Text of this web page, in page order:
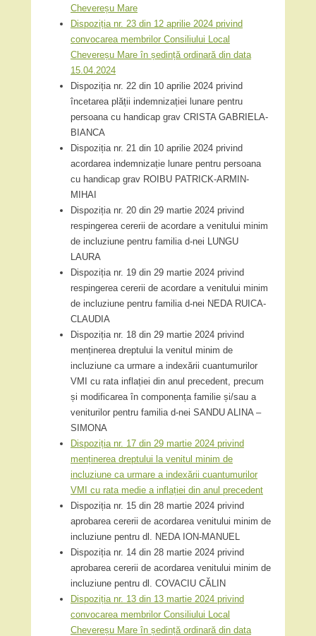
Chevereșu Mare
Dispoziția nr. 23 din 12 aprilie 2024 privind
convocarea membrilor Consiliului Local
Chevereșu Mare în ședință ordinară din data
15.04.2024
Dispoziția nr. 22 din 10 aprilie 2024 privind
încetarea plății indemnizației lunare pentru
persoana cu handicap grav CRISTA GABRIELA-
BIANCA
Dispoziția nr. 21 din 10 aprilie 2024 privind
acordarea indemnizație lunare pentru persoana
cu handicap grav ROIBU PATRICK-ARMIN-
MIHAI
Dispoziția nr. 20 din 29 martie 2024 privind
respingerea cererii de acordare a venitului minim
de incluziune pentru familia d-nei LUNGU
LAURA
Dispoziția nr. 19 din 29 martie 2024 privind
respingerea cererii de acordare a venitului minim
de incluziune pentru familia d-nei NEDA RUICA-
CLAUDIA
Dispoziția nr. 18 din 29 martie 2024 privind
menținerea dreptului la venitul minim de
incluziune ca urmare a indexării cuantumurilor
VMI cu rata inflației din anul precedent, precum
și modificarea în componența familie și/sau a
veniturilor pentru familia d-nei SANDU ALINA –
SIMONA
Dispoziția nr. 17 din 29 martie 2024 privind
menținerea dreptului la venitul minim de
incluziune ca urmare a indexării cuantumurilor
VMI cu rata medie a inflației din anul precedent
Dispoziția nr. 15 din 28 martie 2024 privind
aprobarea cererii de acordarea venitului minim de
incluziune pentru dl. NEDA ION-MANUEL
Dispoziția nr. 14 din 28 martie 2024 privind
aprobarea cererii de acordarea venitului minim de
incluziune pentru dl. COVACIU CĂLIN
Dispoziția nr. 13 din 13 martie 2024 privind
convocarea membrilor Consiliului Local
Chevereșu Mare în ședință ordinară din data